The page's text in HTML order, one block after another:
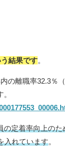
結果です。
の離職率32.3％
の定着率向上の
入れています。